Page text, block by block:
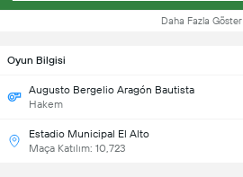
Daha Fazla Göster
Oyun Bilgisi
Augusto Bergelio Aragón Bautista
Hakem
Estadio Municipal El Alto
Maça Katılım: 10,723